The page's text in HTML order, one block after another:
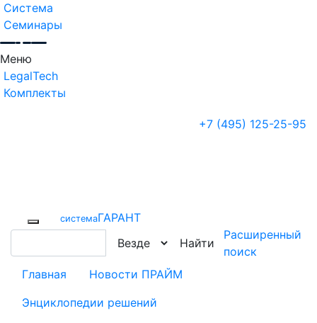
Система
Семинары
Меню
LegalTech
Комплекты
+7 (495) 125-25-95
cистемаГАРАНТ
Найти
Расширенный
поиск
Главная
Новости ПРАЙМ
Энциклопедии решений